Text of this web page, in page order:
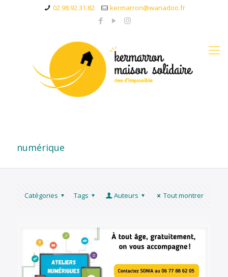
02.98.92.31.82 kermarron@wanadoo.fr
numérique
Catégories Tags Auteurs Tout montrer